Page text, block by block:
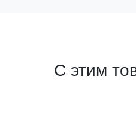
С этим